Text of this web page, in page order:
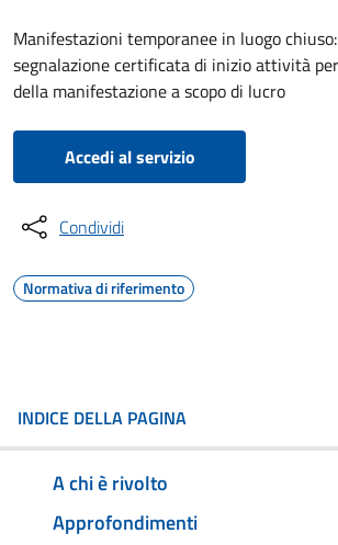
Manifestazioni temporanee in luogo
segnalazione certificata di inizio attività
della manifestazione a scopo di lucro
Accedi al servizio
Condividi
Normativa di riferimento
INDICE DELLA PAGINA
A chi è rivolto
Approfondimenti